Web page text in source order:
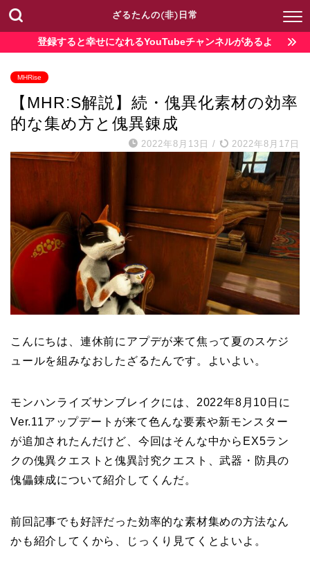
ざるたんの(非)日常
登録すると幸せになれるYouTubeチャンネルがあるよ
MHRise
【MHR:S解説】続・傀異化素材の効率
的な集め方と傀異錬成
2022年8月13日 / 2022年8月17日
こんにちは、連休前にアプデが来て焦って夏のスケジ
ュールを組みなおしたざるたんです。よいよい。
モンハンライズサンブレイクには、2022年8月10日に
Ver.11アップデートが来て色んな要素や新モンスター
が追加されたんだけど、今回はそんな中からEX5ラン
クの傀異クエストと傀異討究クエスト、武器・防具の
傀儡錬成について紹介してくんだ。
前回記事でも好評だった効率的な素材集めの方法なん
かも紹介してくから、じっくり見てくとよいよ。